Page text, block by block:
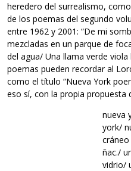
heredero del surrealismo,
de los poemas del segundo
entre 1962 y 2001: “De mi
mezcladas en un parque de
del agua/ Una llama verde
poemas pueden recordar al
como el título “Nueva York
eso sí, con la propia propuesta
nueva
york/
cráneo
ñac./
vidrio/